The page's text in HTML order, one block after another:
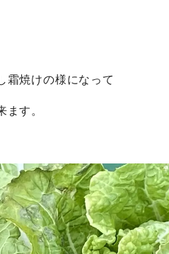
霜焼けの様になって
す。